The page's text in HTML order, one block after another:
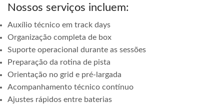
Nossos serviços incluem:
Auxílio técnico em track days
Organização completa de box
Suporte operacional durante as sessões
Preparação da rotina de pista
Orientação no grid e pré-largada
Acompanhamento técnico contínuo
Ajustes rápidos entre baterias